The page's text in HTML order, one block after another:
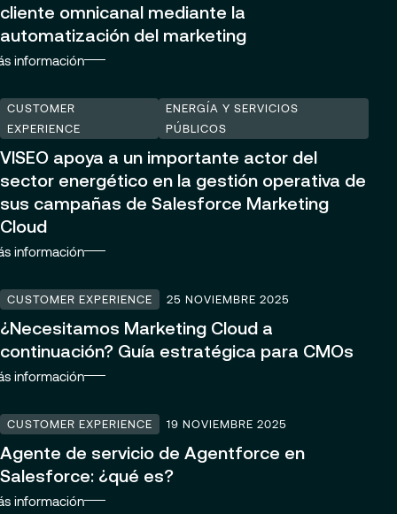
cliente omnicanal mediante la
automatización del marketing
información
CUSTOMER
EXPERIENCE
ENERGÍA Y SERVICIOS
PÚBLICOS
VISEO apoya a un importante actor del
sector energético en la gestión operativa de
sus campañas de Salesforce Marketing
Cloud
información
CUSTOMER EXPERIENCE 25 NOVIEMBRE 2025
¿Necesitamos Marketing Cloud a
continuación? Guía estratégica para CMOs
información
CUSTOMER EXPERIENCE 19 NOVIEMBRE 2025
Agente de servicio de Agentforce en
Salesforce: ¿qué es?
información